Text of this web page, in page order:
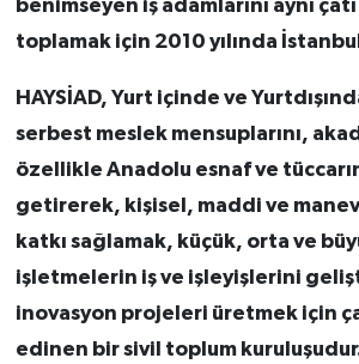
benimseyen iş adamlarını aynı
toplamak için 2010 yılında
HAYSİAD, Yurt içinde ve
serbest meslek mensuplarını,
özellikle Anadolu esnaf ve
getirerek, kişisel, maddi ve
katkı sağlamak, küçük, orta ve
işletmelerin iş ve işleyişlerini
inovasyon projeleri üretmek için
edinen bir sivil toplum